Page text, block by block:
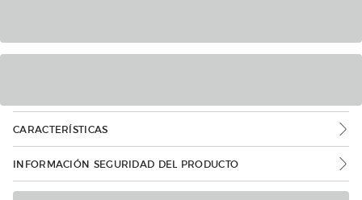
CARACTERÍSTICAS
INFORMACIÓN SEGURIDAD DEL PRODUCTO